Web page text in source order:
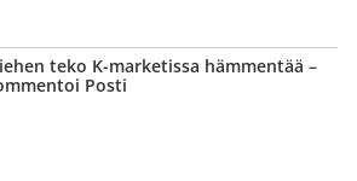
teko K-marketissa hämmentää –
Posti